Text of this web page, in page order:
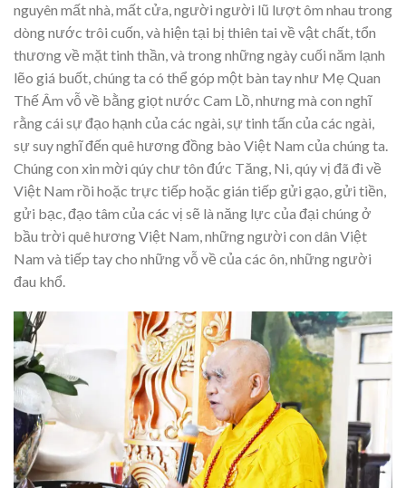
nguyên mất nhà, mất cửa, người người lũ lượt ôm nhau trong
dòng nước trôi cuốn, và hiện tại bị thiên tai về vật chất, tổn
thương về mặt tinh thần, và trong những ngày cuối năm lạnh
lẽo giá buốt, chúng ta có thể góp một bàn tay như Mẹ Quan
Thế Âm vỗ về bằng giọt nước Cam Lồ, nhưng mà con nghĩ
rằng cái sự đạo hạnh của các ngài, sự tinh tấn của các ngài,
sự suy nghĩ đến quê hương đồng bào Việt Nam của chúng ta.
Chúng con xin mời qúy chư tôn đức Tăng, Ni, qúy vị đã đi về
Việt Nam rồi hoặc trực tiếp hoặc gián tiếp gửi gạo, gửi tiền,
gửi bạc, đạo tâm của các vị sẽ là năng lực của đại chúng ở
bầu trời quê hương Việt Nam, những người con dân Việt
Nam và tiếp tay cho những vỗ về của các ôn, những người
đau khổ.